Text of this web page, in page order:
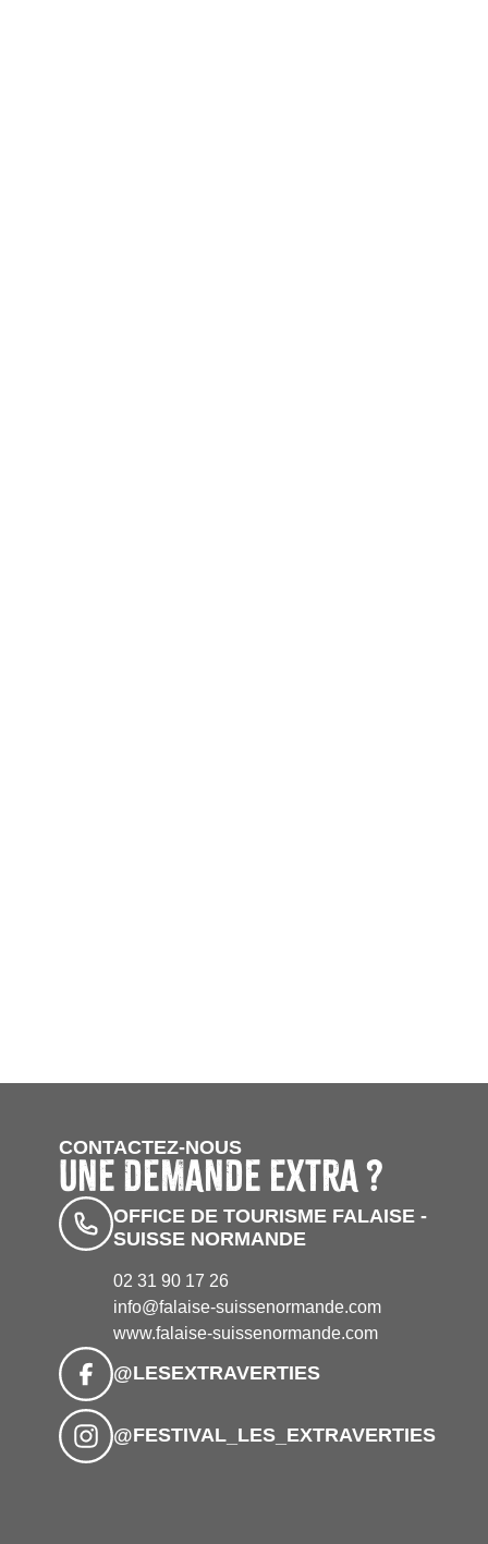
CONTACTEZ-NOUS
UNE DEMANDE EXTRA ?
OFFICE DE TOURISME FALAISE -
SUISSE NORMANDE
02 31 90 17 26
info@falaise-suissenormande.com
www.falaise-suissenormande.com
@LESEXTRAVERTIES
@FESTIVAL_LES_EXTRAVERTIES